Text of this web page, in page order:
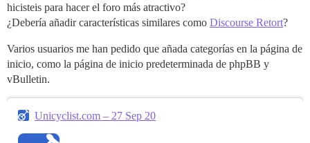
hicisteis para hacer el foro más atractivo?
¿Debería añadir características similares como Discourse Retort?
Varios usuarios me han pedido que añada categorías en la página de
inicio, como la página de inicio predeterminada de phpBB y
vBulletin.
Unicyclist.com – 27 Sep 20